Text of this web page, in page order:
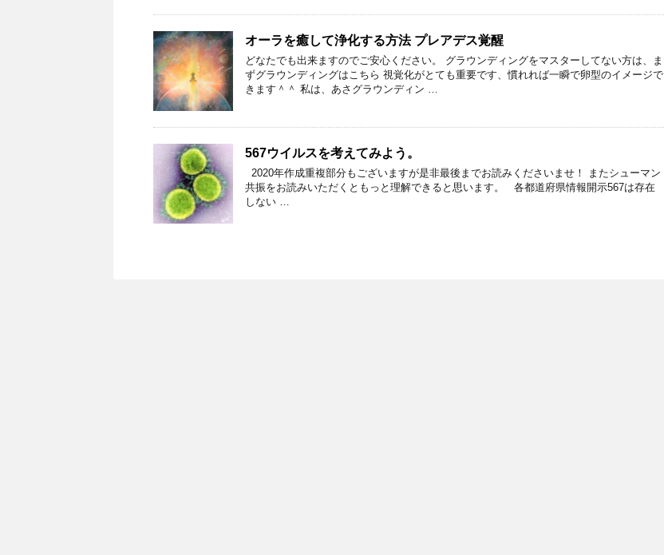
オーラを癒して浄化する方法 プレアデス覚醒
どなたでも出来ますのでご安心ください。 グラウンディングをマスターしてない方は、ま
ずグラウンディングはこちら 視覚化がとても重要です、慣れれば一瞬で卵型のイメージで
きます＾＾ 私は、あさグラウンディン …
567ウイルスを考えてみよう。
2020年作成重複部分もございますが是非最後までお読みくださいませ！ またシューマン
共振をお読みいただくともっと理解できると思います。 各都道府県情報開示567は存在
しない …